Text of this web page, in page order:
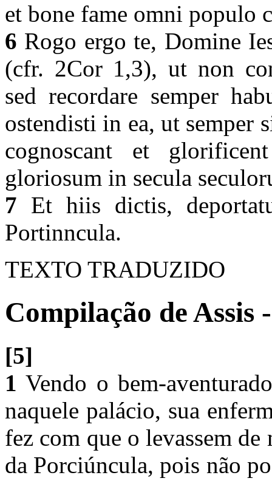
et bone fame omni populo
6 Rogo ergo te, Domine
(cfr. 2Cor 1,3), ut non
sed recordare semper
ostendisti in ea, ut
cognoscant et
gloriosum in secula
7 Et hiis dictis,
Portinncula.
TEXTO TRADUZIDO
Compilação de Assis
[5]
1 Vendo o bem-
naquele palácio, sua
fez com que o levassem
da Porciúncula, pois não